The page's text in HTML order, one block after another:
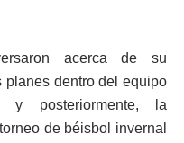
acerca de su
planes dentro del equipo
y posteriormente, la
de béisbol invernal